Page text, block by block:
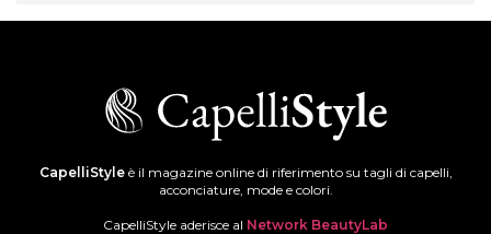
CapelliStyleè il magazine online di riferimento su tagli di capelli,
acconciature, mode e colori.
CapelliStyle aderisce al Network BeautyLab